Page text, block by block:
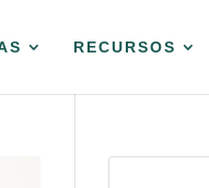
RECURSOS